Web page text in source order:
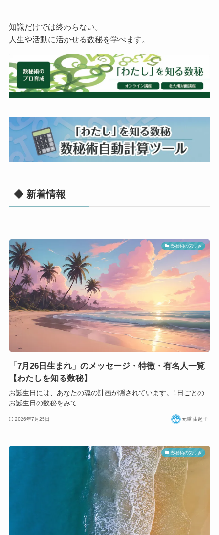
知識だけでは終わらない。
人生や活動に活かせる数秘を学べます。
◆ 新着情報
数秘術の気づき
「7月26日生まれ」のメッセージ・特徴・有名人一覧
【わたしを知る数秘】
お誕生日には、あなたの魂の計画が隠されています。1日ごとの
お誕生日の数秘をみて...
2026年7月25日 元重 由起子
数秘術の気づき